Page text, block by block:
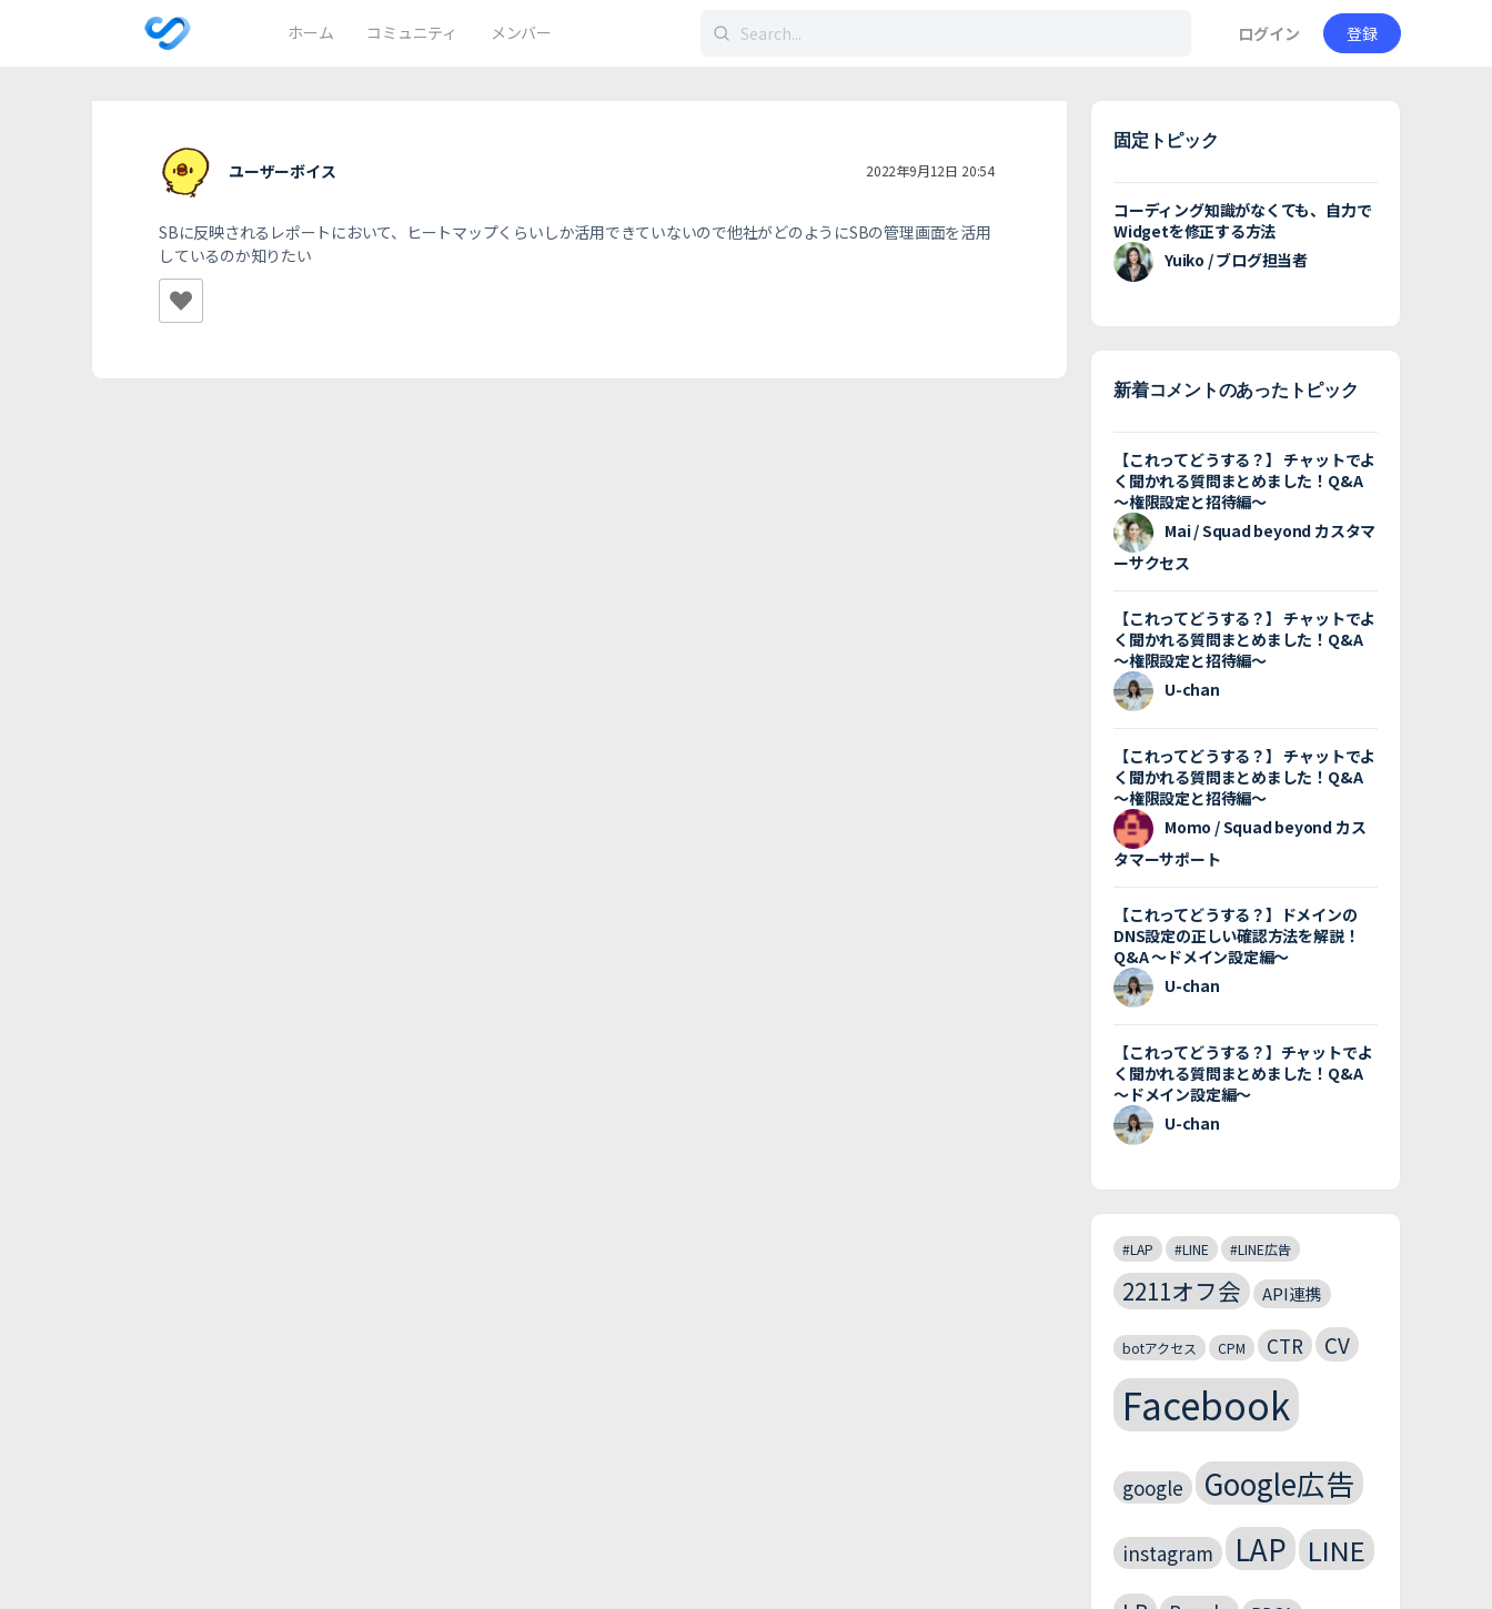
ホーム コミュニティ メンバー
検
ログイン 登録
ユーザーボイス 2022年9月12日 20:54
SBに反映されるレポートにおいて、ヒートマップくらいしか活用できていないので他社がどのようにSBの管理画面を活用
しているのか知りたい
固定トピック
コーディング知識がなくても、自力で
Widgetを修正する方法
Yuiko / ブログ担当者
新着コメントのあったトピック
【これってどうする？】 チャットでよ
く聞かれる質問まとめました！Q&A
〜権限設定と招待編〜
Mai / Squad beyond カスタマ
ーサクセス
【これってどうする？】 チャットでよ
く聞かれる質問まとめました！Q&A
〜権限設定と招待編〜
U-chan
【これってどうする？】 チャットでよ
く聞かれる質問まとめました！Q&A
〜権限設定と招待編〜
Momo / Squad beyond カス
タマーサポート
【これってどうする？】ドメインの
DNS設定の正しい確認方法を解説！
Q&A 〜ドメイン設定編〜
U-chan
【これってどうする？】チャットでよ
く聞かれる質問まとめました！Q&A
〜ドメイン設定編〜
U-chan
#LAP #LINE #LINE広告
2211オフ会 API連携
botアクセス CPM CTR CV
Facebook
google Google広告
instagram LAP LINE